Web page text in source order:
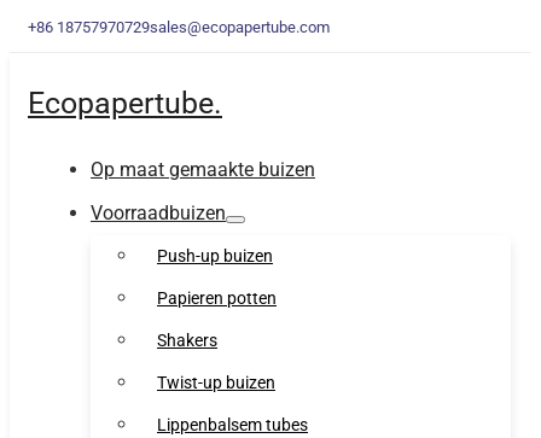
+86 18757970729sales@ecopapertube.com
Ecopapertube.
Op maat gemaakte buizen
Voorraadbuizen
Push-up buizen
Papieren potten
Shakers
Twist-up buizen
Lippenbalsem tubes